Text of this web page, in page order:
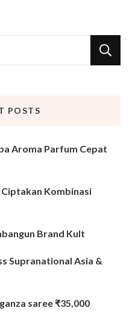
POSTS
Aroma Parfum Cepat
Ciptakan Kombinasi
Brand Kult
Supranational Asia &
saree ₹35,000